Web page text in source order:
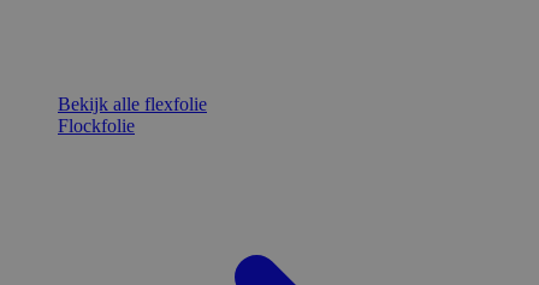
Bekijk alle flexfolie
Flockfolie